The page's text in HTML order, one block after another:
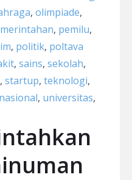
, olimpiade,
, pemilu,
, politik, poltava
, sains, sekolah,
, startup, teknologi,
, universitas,